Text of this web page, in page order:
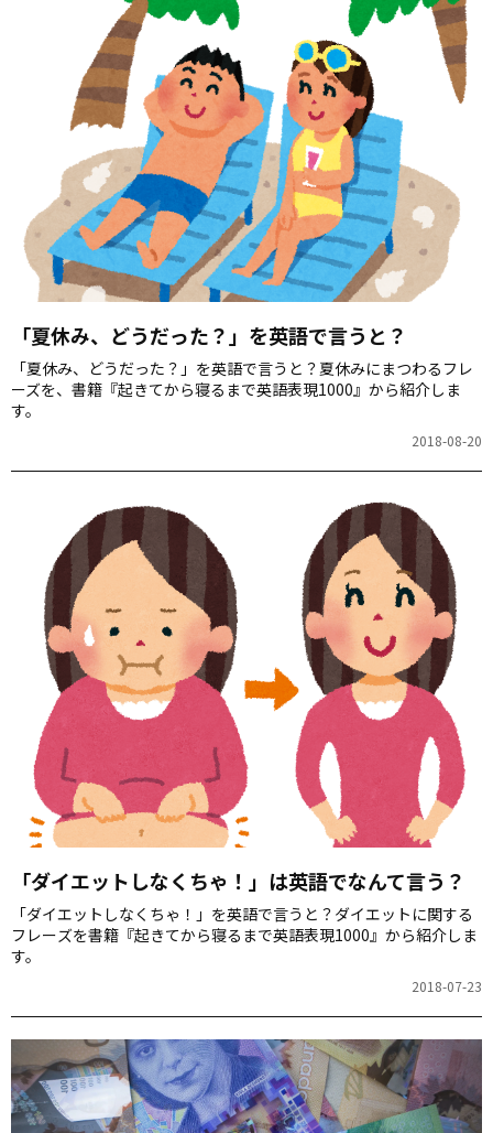
「夏休み、どうだった？」を英語で言うと？
「夏休み、どうだった？」を英語で言うと？夏休みにまつわるフレ
ーズを、書籍『起きてから寝るまで英語表現1000』から紹介しま
す。
2018-08-20
「ダイエットしなくちゃ！」は英語でなんて言う？
「ダイエットしなくちゃ！」を英語で言うと？ダイエットに関する
フレーズを書籍『起きてから寝るまで英語表現1000』から紹介しま
す。
2018-07-23